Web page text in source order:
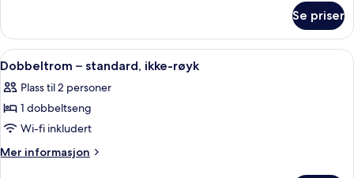
–
business,
ikke-
Se priser
Åpne
alle
bildene
av
Dobbeltrom
–
Sengetøy av topp kvalitet, senger
8
Dobbeltrom – standard, ikke-røyk
Plass til 2 personer
1 dobbeltseng
Wi-fi inkludert
Mer informasjon
Mer